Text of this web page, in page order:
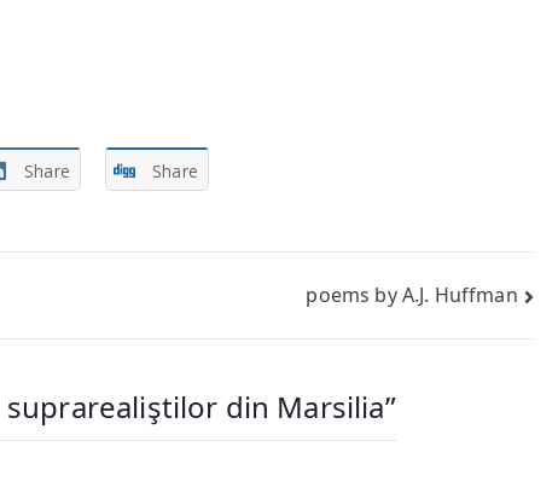
Share Share
poems by A.J. Huffman
suprarealiştilor din Marsilia”